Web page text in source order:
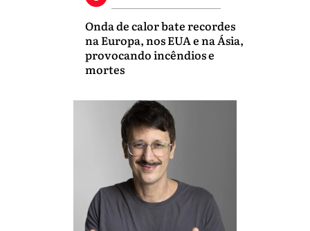
Onda de calor bate recordes
na Europa, nos EUA e na Ásia,
provocando incêndios e
mortes